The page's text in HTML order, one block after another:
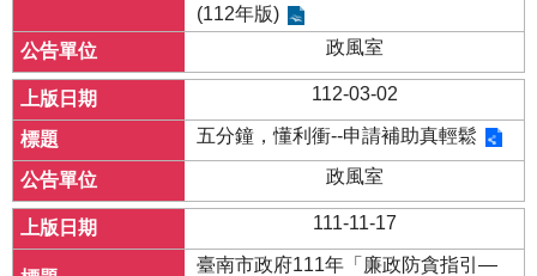
(112年版)
政風室
112-03-02
五分鐘，懂利衝--申請補助真輕鬆
政風室
111-11-17
臺南市政府111年「廉政防貪指引—